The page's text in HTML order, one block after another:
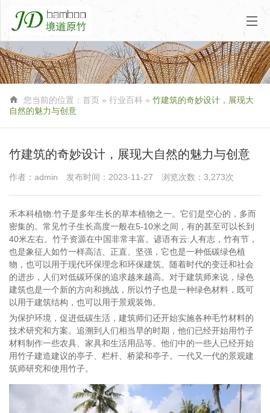
 您当前的位置： 首页 » 行业百科 » 竹建筑的奇妙设计，展现大
自然的魅力与创意
竹建筑的奇妙设计，展现大自然的魅力与创意
作者：admin 发布时间：2023-11-27 浏览次数：3,273次
禾本科植物:竹子是多年生长的草本植物之一。它们是空心的，多而
密集的。常见竹子生长高度一般在5-10米之间，有的甚至可以长到
40米左右。竹子资源在中国非常丰富。谚语有云:人有志，竹有节，
也是象征人如竹一样高洁、正直、坚强，它也是一种低碳绿色植
物，也可以用于现代环保理念和环保建筑。随着时代的变迁和社会
的进步，人们对低碳环保的追求越来越高。对于建筑师来说，绿色
建筑也是一个新的方向和挑战，所以竹子也是一种绿色材料，既可
以用于建筑结构，也可以用于景观装饰。
为保护环境，促进低碳生活，建筑师们还开始实施各种毛竹材料的
技术研究和方案。追溯到人们相当早的时期，他们已经开始用竹子
材料制作一些农具、家具和生活用品等。他们中的一些人已经开始
用竹子建造建议的亭子、栏杆、桥梁和亭子。一代又一代的景观建
筑师研究和使用竹子。